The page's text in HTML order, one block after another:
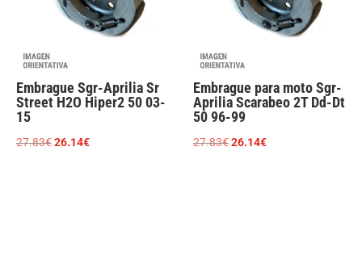
Embrague Sgr-Aprilia Sr
Street H2O Hiper2 50 03-
15
27.83€El
26.14€El
Embrague para moto Sgr-
Aprilia Scarabeo 2T Dd-Dt
50 96-99
27.83€El
26.14€El